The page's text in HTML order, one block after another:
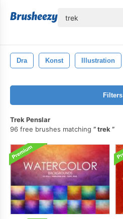
Dra Konst Illustration
Filters
Trek Penslar
96 free brushes matching
trek